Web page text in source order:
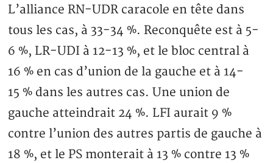
L’alliance RN-UDR caracole en tête dans
tous les cas, à 33-34 %. Reconquête est à 5-
6 %, LR-UDI à 12-13 %, et le bloc central à
16 % en cas d’union de la gauche et à 14-
15 % dans les autres cas. Une union de
gauche atteindrait 24 %. LFI aurait 9 %
contre l’union des autres partis de gauche à
18 %, et le PS monterait à 13 % contre 13 %